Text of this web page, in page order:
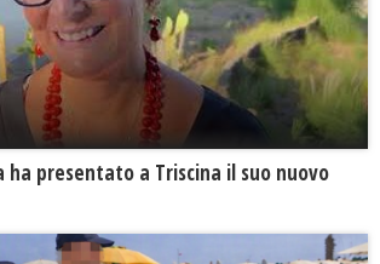
ha presentato a Triscina il suo nuovo